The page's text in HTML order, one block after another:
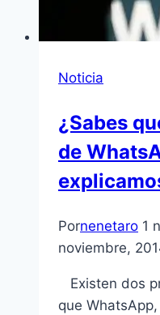
Noticia
¿Sabes
de
Pornenetaro 1
noviembre,
Existen dos
que